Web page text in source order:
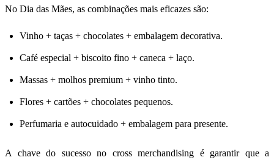
No Dia das Mães, as combinações mais eficazes são:
Vinho + taças + chocolates + embalagem decorativa.
Café especial + biscoito fino + caneca + laço.
Massas + molhos premium + vinho tinto.
Flores + cartões + chocolates pequenos.
Perfumaria e autocuidado + embalagem para presente.
A chave do sucesso no cross merchandising é garantir que a